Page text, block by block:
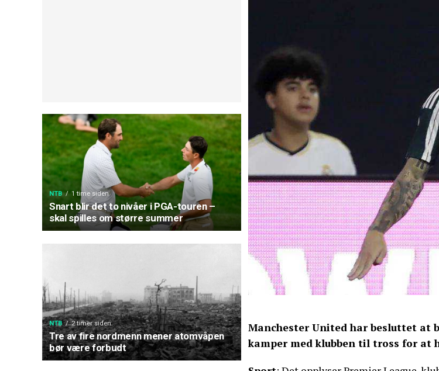
NTB 1 time siden
Snart blir det to nivåer i PGA-touren –
skal spilles om større summer
NTB 2 timer siden
Tre av fire nordmenn mener atomvåpen
bør være forbudt
Manchester United har besluttet at
kamper med klubben til tross for at